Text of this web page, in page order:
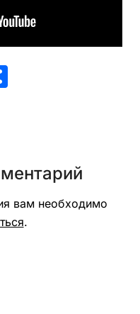
вам необходимо
.